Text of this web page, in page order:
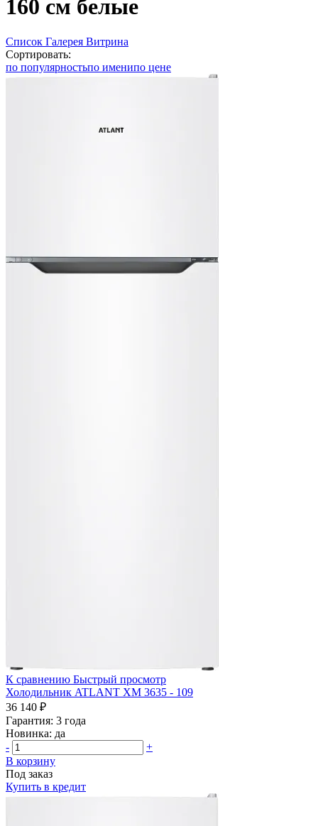
160 см белые
Список Галерея Витрина
Сортировать:
по популярностьпо именипо цене
К сравнению Быстрый просмотр
Холодильник ATLANT ХМ 3635 - 109
36 140 ₽
Гарантия: 3 года
Новинка: да
-
+
В корзину
Под заказ
Купить в кредит